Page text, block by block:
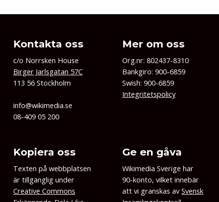
Kontakta oss
c/o Norrsken House
Birger Jarlsgatan 57C
113 56 Stockholm
info@wikimedia.se
08-409 05 200
Mer om oss
Org.nr: 802437-8310
Bankgiro: 900-6859
Swish: 900-6859
Integritetspolicy
Kopiera oss
Texten på webbplatsen
är tillgänglig under
Creative Commons
Ge en gåva
Wikimedia Sverige har
90-konto, vilket innebär
att vi granskas av Svensk